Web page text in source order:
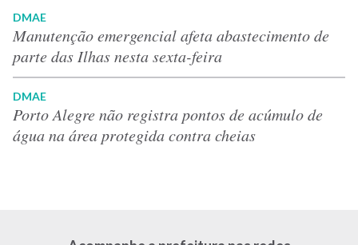
DMAE
Manutenção emergencial afeta abastecimento de
parte das Ilhas nesta sexta-feira
DMAE
Porto Alegre não registra pontos de acúmulo de
água na área protegida contra cheias